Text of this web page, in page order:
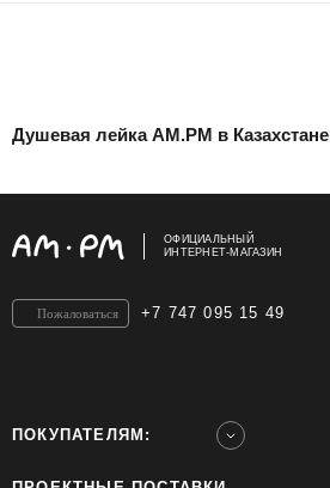
Душевая лейка AM.PM в Казахстане
ОФИЦИАЛЬНЫЙ
ИНТЕРНЕТ-МАГАЗИН
+7 747 095 15 49
Пожаловаться
ПОКУПАТЕЛЯМ: